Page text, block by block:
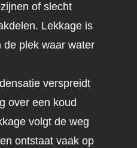
of slecht
Lekkage is
de plek waar water
verspreidt
over een koud
volgt de weg
ontstaat vaak op